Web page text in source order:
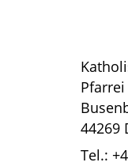
44269
Tel.: